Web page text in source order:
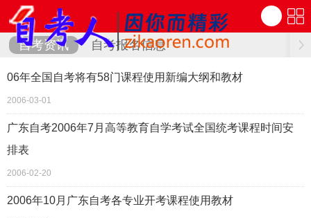
自考资讯 自考报名信息
06年全国自考将有58门课程使用新编大纲和教材
2006-03-01
广东自考2006年7月高等教育自学考试全国统考课程时间安
排表
2006-02-20
2006年10月广东自考各专业开考课程使用教材